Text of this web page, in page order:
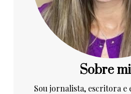
Sobre
Sou jornalista, escritora e